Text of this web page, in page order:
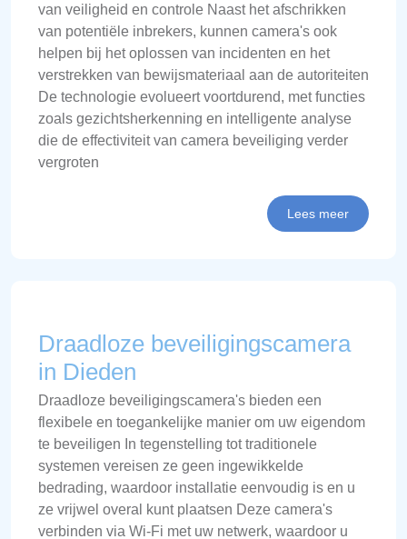
van veiligheid en controle Naast het afschrikken
van potentiële inbrekers, kunnen camera's ook
helpen bij het oplossen van incidenten en het
verstrekken van bewijsmateriaal aan de autoriteiten
De technologie evolueert voortdurend, met functies
zoals gezichtsherkenning en intelligente analyse
die de effectiviteit van camera beveiliging verder
vergroten
Lees meer
Draadloze beveiligingscamera
in Dieden
Draadloze beveiligingscamera's bieden een
flexibele en toegankelijke manier om uw eigendom
te beveiligen In tegenstelling tot traditionele
systemen vereisen ze geen ingewikkelde
bedrading, waardoor installatie eenvoudig is en u
ze vrijwel overal kunt plaatsen Deze camera's
verbinden via Wi-Fi met uw netwerk, waardoor u